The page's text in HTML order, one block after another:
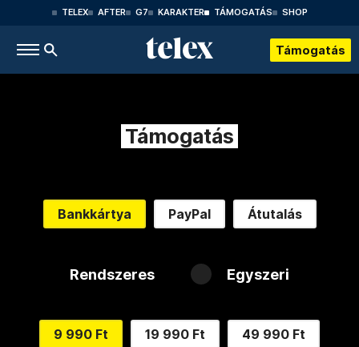
TELEX AFTER G7 KARAKTER TÁMOGATÁS SHOP
Támogatás
Támogatás
Bankkártya PayPal Átutalás
Rendszeres Egyszeri
9 990 Ft 19 990 Ft 49 990 Ft